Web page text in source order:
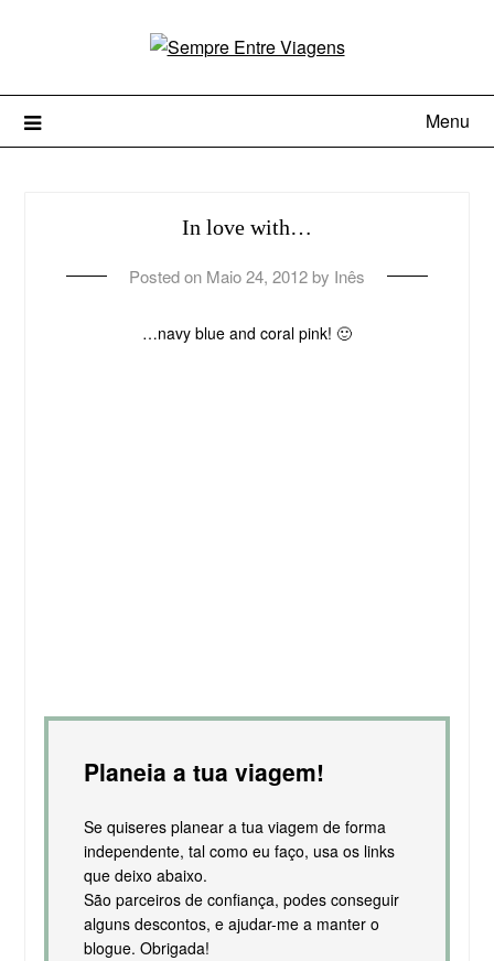
Menu
In love with…
Posted on Maio 24, 2012 by Inês
…navy blue and coral pink! 🙂
Planeia a tua viagem!
Se quiseres planear a tua viagem de forma
independente, tal como eu faço, usa os links
que deixo abaixo.
São parceiros de confiança, podes conseguir
alguns descontos, e ajudar-me a manter o
blogue. Obrigada!